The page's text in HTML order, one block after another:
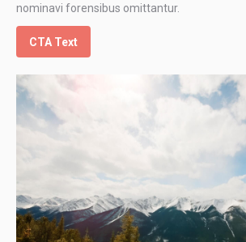
nominavi forensibus omittantur.
CTA Text